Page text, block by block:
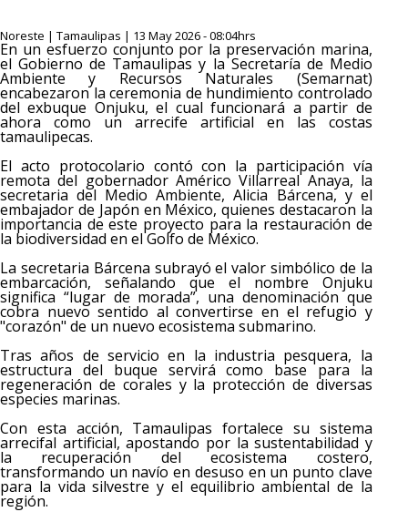
Noreste | Tamaulipas | 13 May 2026 - 08:04hrs
En un esfuerzo conjunto por la preservación marina,
el Gobierno de Tamaulipas y la Secretaría de Medio
Ambiente y Recursos Naturales (Semarnat)
encabezaron la ceremonia de hundimiento controlado
del exbuque Onjuku, el cual funcionará a partir de
ahora como un arrecife artificial en las costas
tamaulipecas.
El acto protocolario contó con la participación vía
remota del gobernador Américo Villarreal Anaya, la
secretaria del Medio Ambiente, Alicia Bárcena, y el
embajador de Japón en México, quienes destacaron la
importancia de este proyecto para la restauración de
la biodiversidad en el Golfo de México.
La secretaria Bárcena subrayó el valor simbólico de la
embarcación, señalando que el nombre Onjuku
significa “lugar de morada”, una denominación que
cobra nuevo sentido al convertirse en el refugio y
"corazón" de un nuevo ecosistema submarino.
Tras años de servicio en la industria pesquera, la
estructura del buque servirá como base para la
regeneración de corales y la protección de diversas
especies marinas.
Con esta acción, Tamaulipas fortalece su sistema
arrecifal artificial, apostando por la sustentabilidad y
la recuperación del ecosistema costero,
transformando un navío en desuso en un punto clave
para la vida silvestre y el equilibrio ambiental de la
región.